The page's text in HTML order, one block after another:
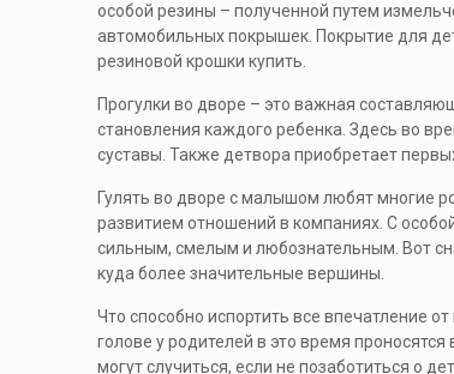
особой резины – полученной путем
автомобильных покрышек. Покрытие для
резиновой крошки купить.
Прогулки во дворе – это важная
становления каждого ребенка. Здесь во
суставы. Также детвора приобретает
Гулять во дворе с малышом любят многие
развитием отношений в компаниях. С
сильным, смелым и любознательным. Вот
куда более значительные вершины.
Что способно испортить все впечатление
голове у родителей в это время
могут случиться, если не позаботиться о